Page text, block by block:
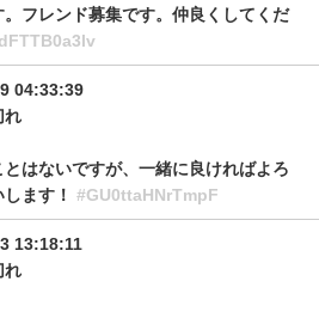
。フレンド募集です。仲良くしてくだ
04:33:39
れ
はないですが、一緒に良ければよろ
ます！ #GU0ttaHNrTmpF
13:18:11
れ